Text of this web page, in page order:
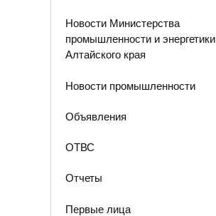
Новости Министерства
промышленности и энергетики
Алтайского края
Новости промышленности
Объявления
ОТВС
Отчеты
Первые лица